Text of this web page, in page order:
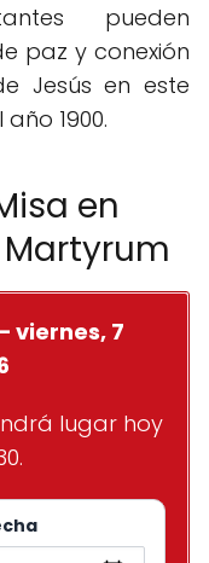
pueden
paz y conexión
Jesús en este
1900.
en
viernes, 7
lugar hoy